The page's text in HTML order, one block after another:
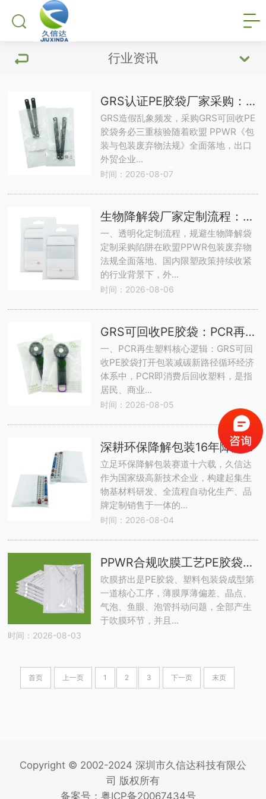
行业资讯
GRS认证PE胶袋厂家采购：证书查询与验真适配欧盟PPWR法规
GRS造假乱象频发，采购GRS可回收PE
胶袋务必三重核验随着欧盟 PPWR《包
装与包装废弃物法规》全面落地，出口
外贸企业...
时间：2026-08-07
生物降解袋厂家定制流程：从询价到收货10步全详解PPWR合规
一、透明化定制流程，规避生物降解袋
定制采购陷阱在欧盟PPWR包装废弃物
法规全面落地、国内限塑政策持续收紧
的行业背景下，外...
时间：2026-08-06
GRS可回收PE胶袋：PCR再生包装适配PPWR法规，循环经济落地解决方案
一、PCR再生塑料核心逻辑：GRS可回
收PE胶袋打开包装减碳新路径循环经济
体系中，PCR即消费后回收塑料，是指
居民、商业...
时间：2026-08-05
深耕环保降解包装16年降解无纺布袋工厂领跑全球合规纤维包装赛道
立足环保降解包装赛道十六载，久信达
作为国家级高新技术企业，构建起集生
物基材料研发、全流程自动化生产、品
牌定制销售于一体的...
时间：2026-08-04
PPWR合规吹膜工艺PE胶袋生产厂家｜塑料包装袋薄膜均匀度与力学性能管控要点
吹膜挤出是PE胶袋、塑料包装袋成型第
一道核心工序，薄膜厚薄偏差、晶点、
气泡、鱼眼、泡管抖动问题，全部产生
于吹膜环节，并且...
时间：2026-08-03
首页 上一页 1 2 3 下一页 末页
Copyright © 2002-2024 深圳市久信达科技有限公
司 版权所有
备案号： 粤ICP备20067434号